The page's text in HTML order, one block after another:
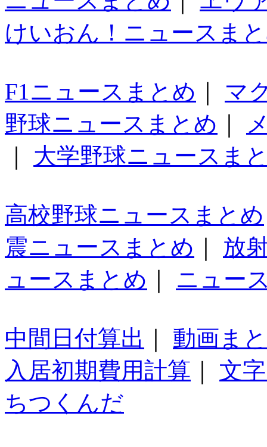
けいおん！ニュースま
F1ニュースまとめ
マ
野球ニュースまとめ
大学野球ニュースま
高校野球ニュースまとめ
震ニュースまとめ
放
ュースまとめ
ニュー
中間日付算出
動画ま
入居初期費用計算
文
ちつくんだ